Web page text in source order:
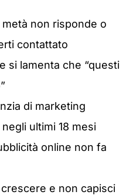
non risponde o
contattato
si lamenta che “questi
di marketing
ultimi 18 mesi
online non fa
e non capisci